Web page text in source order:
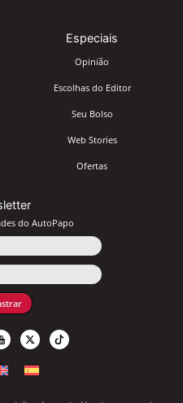
Especiais
Opinião
Escolhas do Editor
Seu Bolso
Web Stories
Ofertas
do AutoPapo